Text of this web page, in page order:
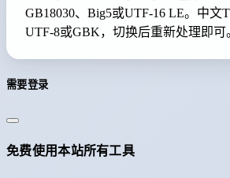
GB18030、Big5或UTF-16 LE。中文
UTF-8或GBK，切换后重新处理即可
需要登录
免费使用本站所有工具